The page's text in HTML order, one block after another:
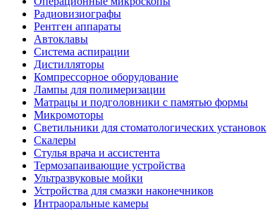
Радиовизиографы
Рентген аппараты
Автоклавы
Система аспирации
Дистилляторы
Компрессорное оборудование
Лампы для полимеризации
Матрацы и подголовники с памятью формы
Микромоторы
Светильники для стоматологических установок
Скалеры
Стулья врача и ассистента
Термозапаивающие устройства
Ультразвуковые мойки
Устройства для смазки наконечников
Интраоральные камеры